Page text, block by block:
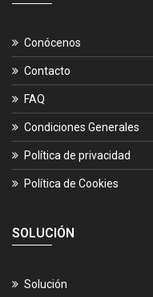
Conócenos
Contacto
FAQ
Condiciones Generales
Política de privacidad
Política de Cookies
SOLUCIÓN
Solución